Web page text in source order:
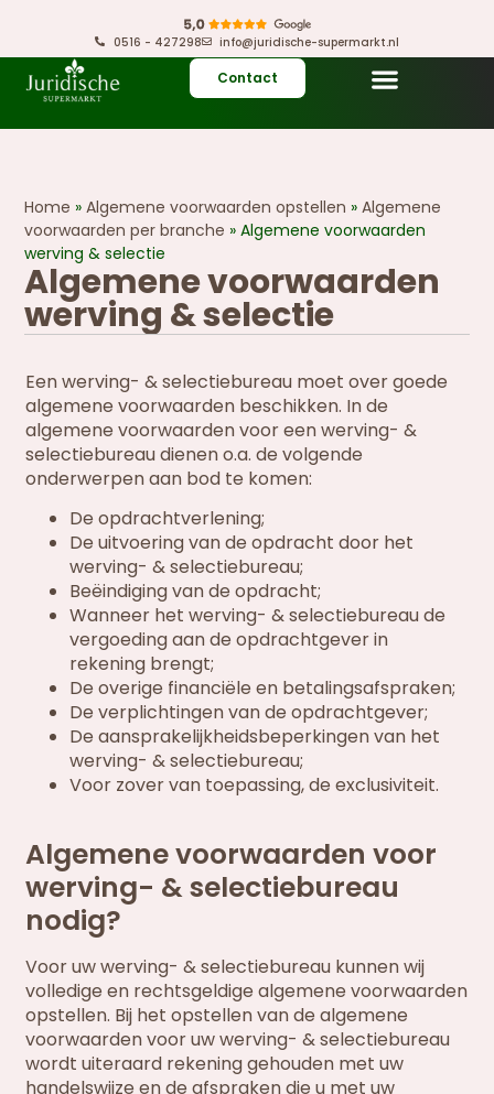
0516 - 427298 info@juridische-supermarkt.nl
Contact
Algemene voorwaarden
werving & selectie
Home »Algemene voorwaarden opstellen »Algemene
voorwaarden per branche »Algemene voorwaarden
werving & selectie
Een werving- & selectiebureau moet over goede
algemene voorwaarden beschikken. In de
algemene voorwaarden voor een werving- &
selectiebureau dienen o.a. de volgende
onderwerpen aan bod te komen:
De opdrachtverlening;
De uitvoering van de opdracht door het
werving- & selectiebureau;
Beëindiging van de opdracht;
Wanneer het werving- & selectiebureau de
vergoeding aan de opdrachtgever in
rekening brengt;
De overige financiële en betalingsafspraken;
De verplichtingen van de opdrachtgever;
De aansprakelijkheidsbeperkingen van het
werving- & selectiebureau;
Voor zover van toepassing, de exclusiviteit.
Algemene voorwaarden voor
werving- & selectiebureau
nodig?
Voor uw werving- & selectiebureau kunnen wij
volledige en rechtsgeldige algemene voorwaarden
opstellen. Bij het opstellen van de algemene
voorwaarden voor uw werving- & selectiebureau
wordt uiteraard rekening gehouden met uw
handelswijze en de afspraken die u met uw